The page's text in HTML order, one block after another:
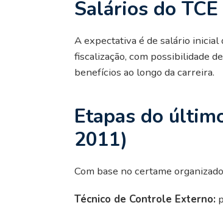
Salários do
A expectativa é de salário inicial
fiscalização, com possibilidade
benefícios ao longo da carreira.
Etapas do
2011)
Com base no certame
Técnico de Controle Externo: